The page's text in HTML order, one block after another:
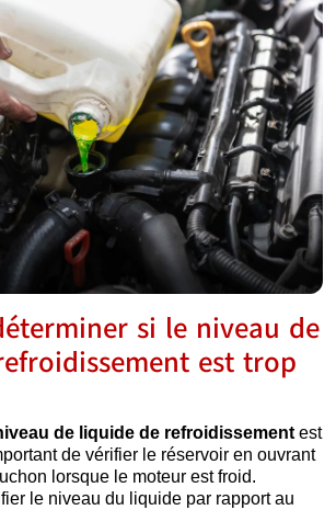
si le niveau de
est trop
de liquide de refroidissement est
de vérifier le réservoir en ouvrant
lorsque le moteur est froid.
le niveau du liquide par rapport au